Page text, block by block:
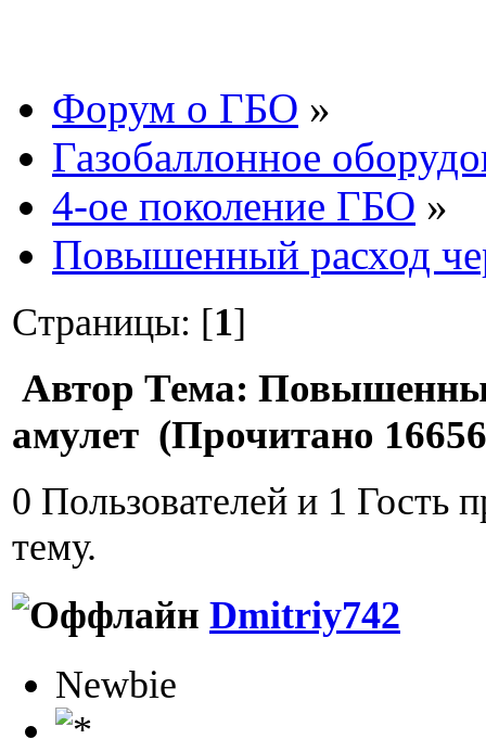
Форум о ГБО »
Газобаллонное
4-ое поколение ГБО »
Повышенный расход
Страницы: [1]
Автор Тема:
амулет (Прочитано
0 Пользователей и 1 Гость
тему.
Dmitriy742
Newbie